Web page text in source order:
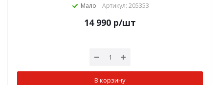
Мало Артикул: 205353
14 990 р/шт
В корзину